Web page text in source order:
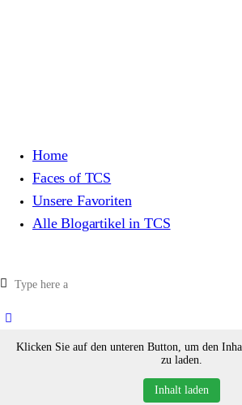
Home
Faces of TCS
Unsere Favoriten
Alle Blogartikel in TCS
Klicken Sie auf den unteren Button, um den
zu laden.
Inhalt laden